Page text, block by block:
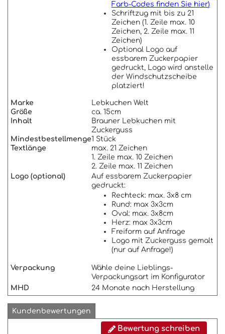
Farb-Codes finden Sie hier)
Schriftzug mit bis zu 21
Zeichen (1. Zeile max. 10
Zeichen, 2. Zeile max. 11
Zeichen)
Optional Logo auf
essbarem Zuckerpapier
gedruckt, Logo wird anstelle
der Windschutzscheibe
platziert!
Marke
Lebkuchen Welt
Größe
ca. 15cm
Inhalt
Brauner Lebkuchen mit
Zuckerguss
Mindestbestellmenge1 Stück
Textlänge
max. 21 Zeichen
1. Zeile max. 10 Zeichen
2. Zeile max. 11 Zeichen
Logo (optional)
Auf essbarem Zuckerpapier
gedruckt:
Rechteck: max. 3x8 cm
Rund: max 3x3cm
Oval: max. 3x8cm
Herz: max 3x3cm
Freiform auf Anfrage
Logo mit Zuckerguss gemalt
(nur auf Anfrage!)
Verpackung
Wähle deine Lieblings-
Verpackungsart im Konfigurator
MHD
24 Monate nach Herstellung
Kundenbewertungen
Bewertung schreiben